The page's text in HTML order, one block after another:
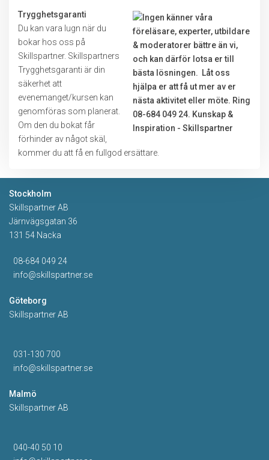
Trygghetsgaranti
Du kan vara lugn när du
bokar hos oss på
Skillspartner. Skillspartners
Trygghetsgaranti är din
säkerhet att
evenemanget/kursen kan
genomföras som planerat.
Om den du bokat får
förhinder av något skäl,
kommer du att få en fullgod ersättare.
Stockholm
Skillspartner AB
Järnvägsgatan 36
131 54 Nacka
08-684 049 24
info@skillspartner.se
Göteborg
Skillspartner AB
031-130 700
info@skillspartner.se
Malmö
Skillspartner AB
040-40 50 10